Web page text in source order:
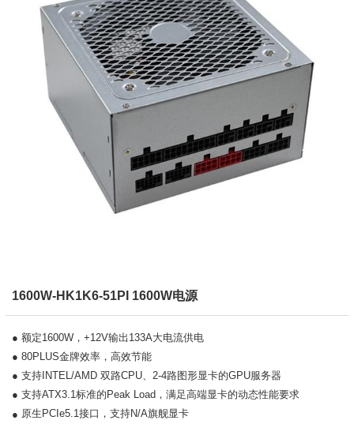
1600W-HK1K6-51PI 1600W电源
● 额定1600W，+12V输出133A大电流供电
● 80PLUS金牌效率，高效节能
● 支持INTEL/AMD 双路CPU、2-4路图形显卡的GPU服务器
● 支持ATX3.1标准的Peak Load，满足高端显卡的动态性能要求
● 原生PCIe5.1接口，支持N/A旗舰显卡